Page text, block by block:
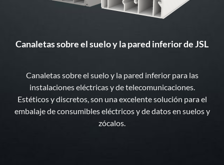
Canaletas sobre el suelo y la pared inferior de JSL
Canaletas sobre el suelo y la pared inferior para las
instalaciones eléctricas y de telecomunicaciones.
Estéticos y discretos, son una excelente solución para el
embalaje de consumibles eléctricos y de datos en suelos y
zócalos.